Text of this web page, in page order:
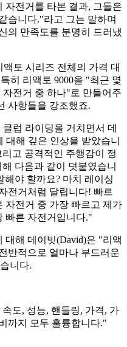
자전거를 타본 결과, 그들은
습니다."라고 그는 말하며
의 만족도를 분명히 드러냈
토 시리즈 전체의 가격 대
히 리액토 9000을 "최근 몇
전거 중 하나"로 만들어주
사항들을 강조했죠.
럽 라이딩을 거치면서 데
대해 깊은 인상을 받았습니
고 공격적인 주행감이 정
다음과 같이 덧붙였습니
야 할까요? 마치 레이싱
전거처럼 달립니다! 빠르
자전거 중 가장 빠르고 제가
빠른 자전거입니다."
대해 데이빗(David)은 "리액
반적으로 얼마나 부드러운
니다.
도, 성능, 핸들링, 가격, 가
까지 모두 훌륭합니다."